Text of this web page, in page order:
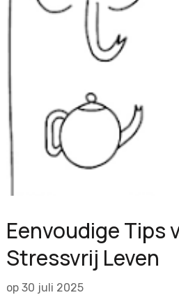
Eenvoudige Tips
Stressvrij Leven
op 30 juli 2025